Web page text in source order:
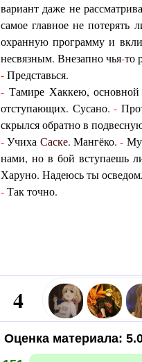
вариант даже не
самое главное не потерять
охранную программу и
несвязным. Внезапно чья-то
-Представься.
- Тамире Хаккею,
отступающих. Сусано.-
скрылся обратно в
-Учиха Саске. Мангёко.-
нами, но в бой вступаешь
Харуно. Надеюсь ты
-Так точно.
4
Оценка материала: